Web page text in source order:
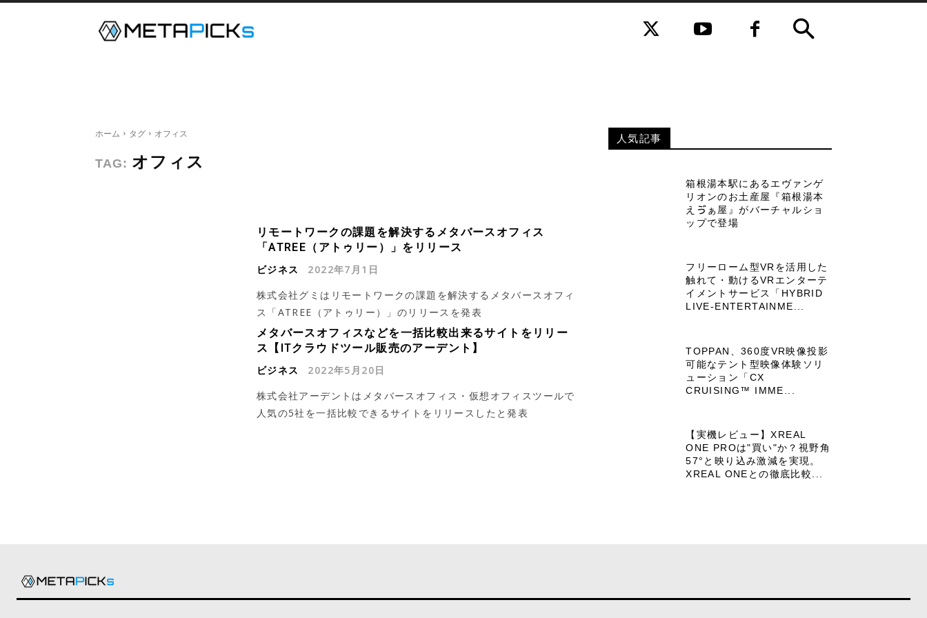
ホーム タグ オフィス
TAG: オフィス
リモートワークの課題を解決するメタバースオフィス
「ATREE（アトゥリー）」をリリース
ビジネス
2022年7月1日
株式会社グミはリモートワークの課題を解決するメタバースオフィ
ス「ATREE（アトゥリー）」のリリースを発表
メタバースオフィスなどを一括比較出来るサイトをリリー
ス【ITクラウドツール販売のアーデント】
ビジネス
2022年5月20日
株式会社アーデントはメタバースオフィス・仮想オフィスツールで
人気の5社を一括比較できるサイトをリリースしたと発表
人気記事
箱根湯本駅にあるエヴァンゲ
リオンのお土産屋『箱根湯本
えゔぁ屋』がバーチャルショ
ップで登場
フリーローム型VRを活用した
触れて・動けるVRエンターテ
イメントサービス「HYBRID
LIVE-ENTERTAINME...
TOPPAN、360度VR映像投影
可能なテント型映像体験ソリ
ューション「CX
CRUISING™ IMME...
【実機レビュー】XREAL
ONE PROは"買い"か？視野角
57°と映り込み激減を実現。
XREAL ONEとの徹底比較...